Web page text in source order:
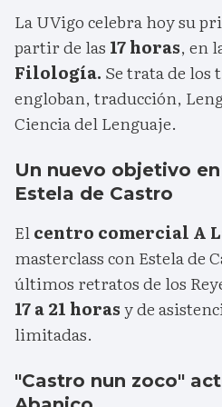
La UVigo celebra hoy su
partir de las 17 horas, en
Filología. Se trata de los
engloban, traducción,
Ciencia del Lenguaje.
Un nuevo objetivo
Estela de Castro
Elcentro comercial A
masterclass con Estela de
últimos retratos de los
17 a 21 horasy de
limitadas.
"Castro nun zoco"